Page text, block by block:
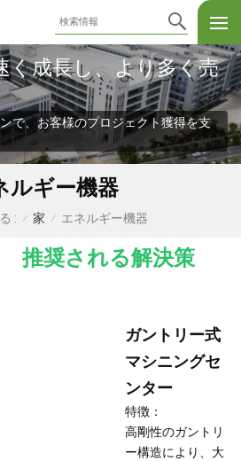
く成長し、より多く売
で、お客様のプロジェクト獲得を支
ルギー機器
: / 家 / エネルギー機器
推奨される解決策
ガントリー式
マシニングセ
ンター
特徴：
高剛性のガントリ
ー構造により、大